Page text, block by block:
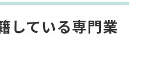
している専門業